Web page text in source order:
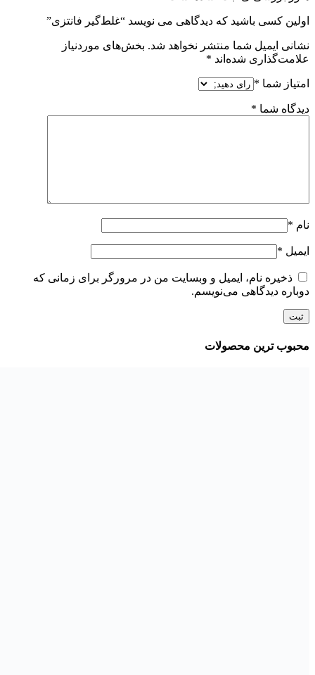
اولین کسی باشید که دیدگاهی می نویسد “غلط‌گیر فانتزی”
نشانی ایمیل شما منتشر نخواهد شد. بخش‌های موردنیاز
علامت‌گذاری شده‌اند *
امتیاز شما *
دیدگاه شما *
نام *
ایمیل *
ذخیره نام، ایمیل و وبسایت من در مرورگر برای زمانی که
دوباره دیدگاهی می‌نویسم.
محبوب ترین محصولات